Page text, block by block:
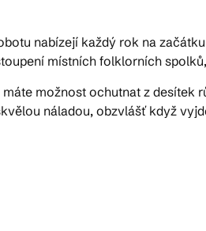
info
nabízejí každý rok na
místních folklorních
možnost ochutnat z
náladou, obzvlášť když